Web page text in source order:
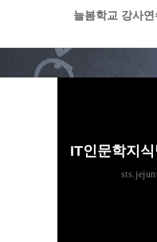
늘봄학교 강사연
IT인문학지